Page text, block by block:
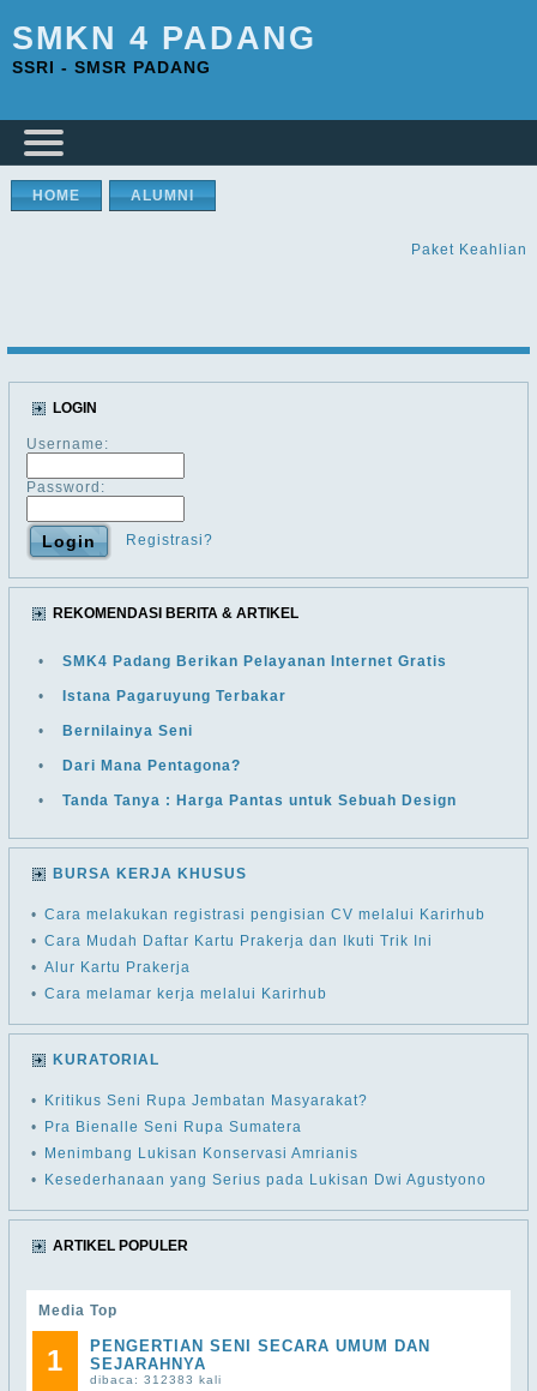
SMKN 4 PADANG
SSRI - SMSR PADANG
HOME ALUMNI
Paket Keahlian
LOGIN
Username:
Password:
Registrasi?
REKOMENDASI BERITA & ARTIKEL
• SMK4 Padang Berikan Pelayanan Internet Gratis
• Istana Pagaruyung Terbakar
• Bernilainya Seni
• Dari Mana Pentagona?
• Tanda Tanya : Harga Pantas untuk Sebuah Design
BURSA KERJA KHUSUS
• Cara melakukan registrasi pengisian CV melalui Karirhub
• Cara Mudah Daftar Kartu Prakerja dan Ikuti Trik Ini
• Alur Kartu Prakerja
• Cara melamar kerja melalui Karirhub
KURATORIAL
•
Kritikus Seni Rupa Jembatan Masyarakat?
•
Pra Bienalle Seni Rupa Sumatera
•
Menimbang Lukisan Konservasi Amrianis
•
Kesederhanaan yang Serius pada Lukisan Dwi Agustyono
ARTIKEL POPULER
Media Top
1
PENGERTIAN SENI SECARA UMUM DAN
SEJARAHNYA
dibaca: 312383 kali